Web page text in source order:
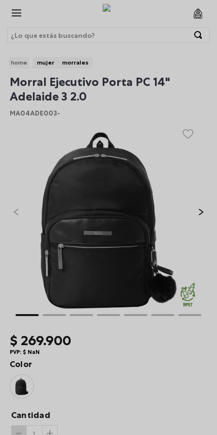
¿Lo que estás buscando?
mujer morrales
Morral Ejecutivo Porta PC 14"
Adelaide 3 2.0
MA04ADE003-
$ 269.900
PVP: $ NaN
Color
Cantidad
1.
morrales
2.
gorras
3.
bolsos
4
morral
gommas
lonchera
viaje
summit